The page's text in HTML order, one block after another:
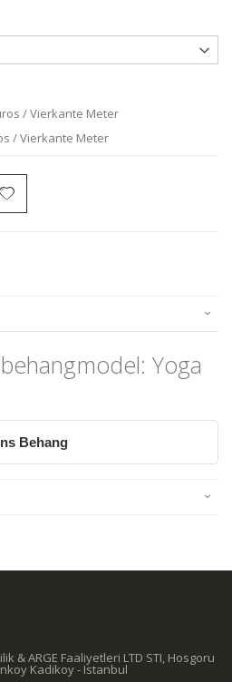
/ Vierkante Meter
/ Vierkante Meter
Yoga
Behang
& ARGE Faaliyetleri LTD STI, Hosgoru
Kadikoy - Istanbul